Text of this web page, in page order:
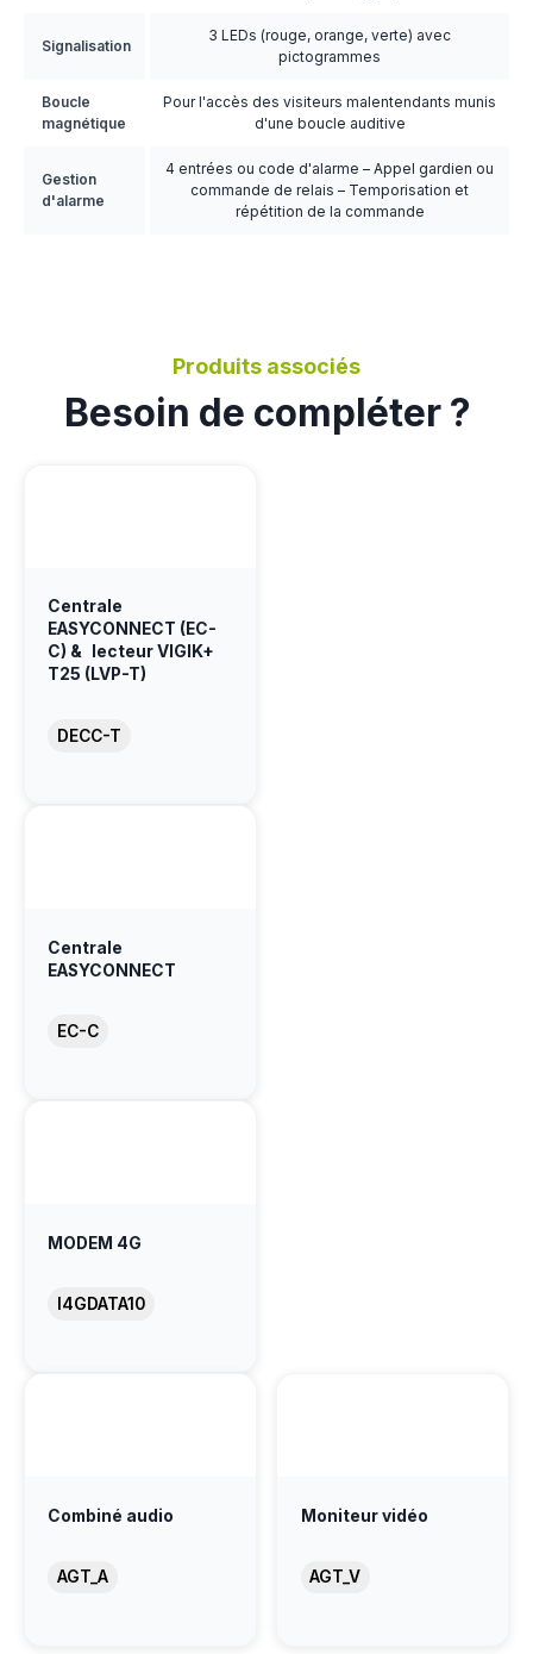
Signalisation
3 LEDs (rouge, orange, verte) avec
pictogrammes
Boucle
magnétique
Pour l'accès des visiteurs malentendants munis
d'une boucle auditive
Gestion
d'alarme
4 entrées ou code d'alarme – Appel gardien ou
commande de relais – Temporisation et
répétition de la commande
Produits associés
Besoin de compléter ?
Centrale
EASYCONNECT (EC-
C) & lecteur VIGIK+
T25 (LVP-T)
DECC-T
Centrale
EASYCONNECT
EC-C
MODEM 4G
I4GDATA10
Combiné audio
AGT_A
Moniteur vidéo
AGT_V